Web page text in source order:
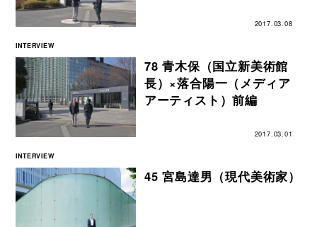
2017.03.08
INTERVIEW
78 青木保（国立新美術館
長）×落合陽一（メディア
アーティスト）前編
2017.03.01
INTERVIEW
45 宮島達男（現代美術家）